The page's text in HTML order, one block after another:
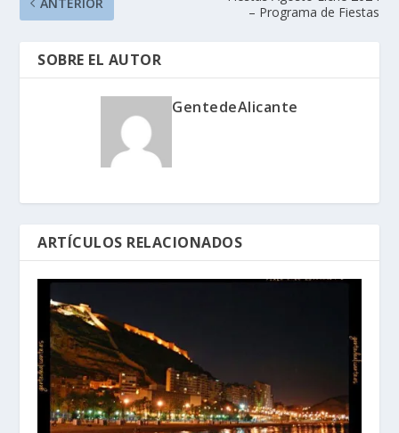
– Programa de Fiestas
SOBRE EL AUTOR
GentedeAlicante
ARTÍCULOS RELACIONADOS